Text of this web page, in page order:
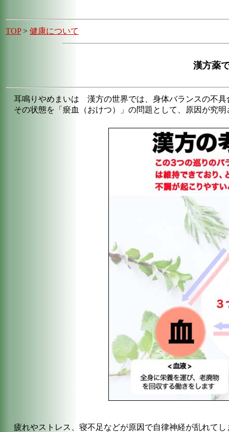
TOP> 健康について
漢方薬
耳鳴りやめまいは 漢方の世界では、身体バランスの不具
その状態を「瘀血（おけつ）」の問題として、原因が究
疲れやストレス、寝不足などが原因で自律神経が乱れて